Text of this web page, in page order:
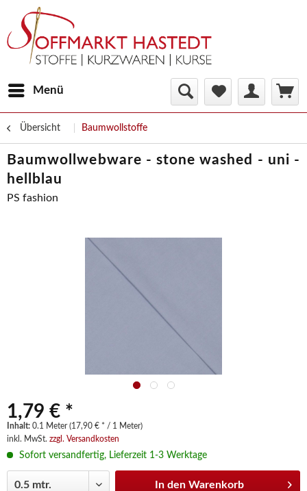
Menü
Übersicht Baumwollstoffe
Baumwollwebware - stone washed - uni -
hellblau
PS fashion
1,79 € *
Inhalt: 0.1 Meter (17,90 € * / 1 Meter)
inkl. MwSt. zzgl. Versandkosten
Sofort versandfertig, Lieferzeit 1-3 Werktage
In den Warenkorb